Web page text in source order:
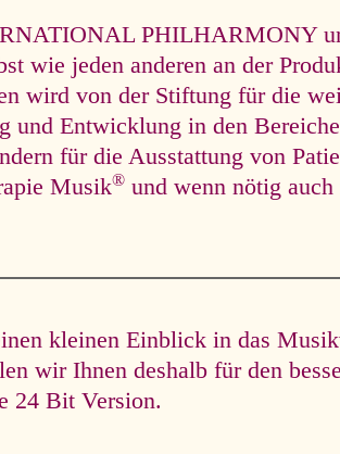
PHILHARMONY
wie jeden anderen an der
wird von der Stiftung für die
und Entwicklung in den
für die Ausstattung von
Musik® und wenn nötig
kleinen Einblick in das
wir Ihnen deshalb für den
24 Bit Version.